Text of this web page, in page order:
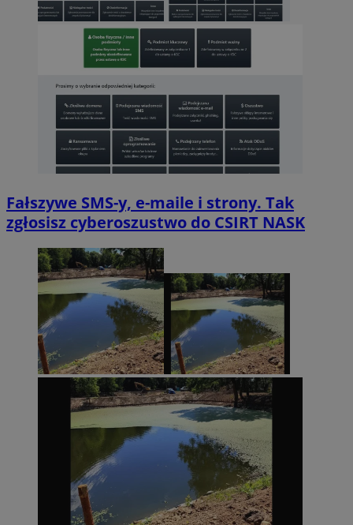
Fałszywe SMS-y, e-maile i strony. Tak
zgłosisz cyberoszustwo do CSIRT NASK